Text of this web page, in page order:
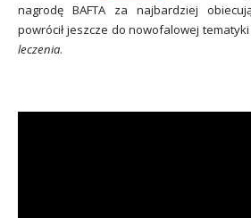
nagrodę BAFTA za najbardziej
powrócił jeszcze do nowofalowej
leczenia.